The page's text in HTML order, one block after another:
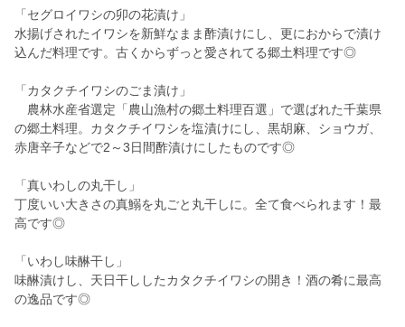
「セグロイワシの卯の花漬け」
水揚げされたイワシを新鮮なまま酢漬けにし、更におからで漬け
込んだ料理です。古くからずっと愛されてる郷土料理です◎
「カタクチイワシのごま漬け」
農林水産省選定「農山漁村の郷土料理百選」で選ばれた千葉県
の郷土料理。カタクチイワシを塩漬けにし、黒胡麻、ショウガ、
赤唐辛子などで2～3日間酢漬けにしたものです◎
「真いわしの丸干し」
丁度いい大きさの真鰯を丸ごと丸干しに。全て食べられます！最
高です◎
「いわし味醂干し」
味醂漬けし、天日干ししたカタクチイワシの開き！酒の肴に最高
の逸品です◎